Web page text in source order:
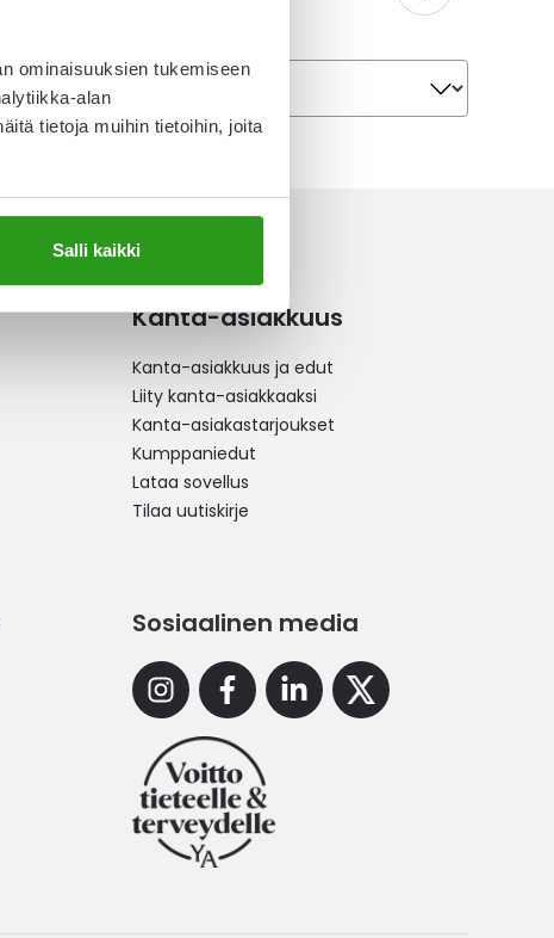
ominaisuuksien tukemiseen
alan
tietoja muihin tietoihin, joita
Salli kaikki
Järjestä
Järjestä
Kanta-asiakkuus
Kanta-asiakkuus ja edut
Liity kanta-asiakkaaksi
Kanta-asiakastarjoukset
Kumppaniedut
Lataa sovellus
Tilaa uutiskirje
Sosiaalinen media
InstagramFacebookLinkedinX